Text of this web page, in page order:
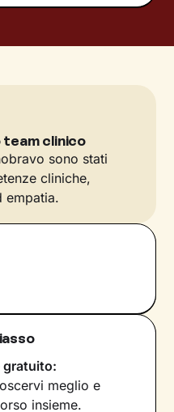
clinico
sono stati
cliniche,
empatia.
gratuito:
meglio e
insieme.